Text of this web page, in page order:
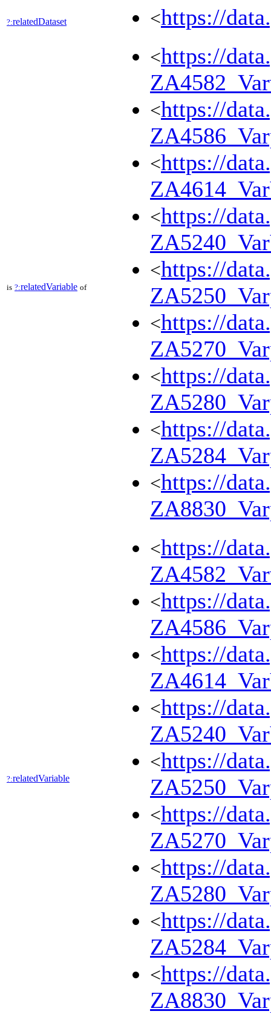
?:relatedDataset <https://
is ?:relatedVariable of
<https://
<https://
<https://
<https://
<https://
<https://
<https://
<https://
<https://
?:relatedVariable
<https://
<https://
<https://
<https://
<https://
<https://
<https://
<https://
<https://